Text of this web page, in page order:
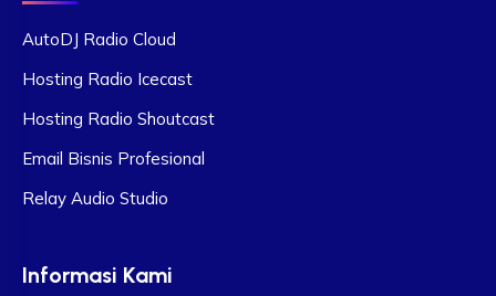
AutoDJ Radio Cloud
Hosting Radio Icecast
Hosting Radio Shoutcast
Email Bisnis Profesional
Relay Audio Studio
Informasi Kami